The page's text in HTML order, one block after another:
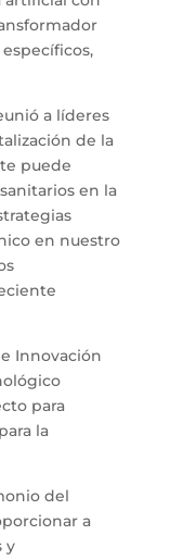
a líderes
de la
puede
en la
en nuestro
Innovación
para
la
del
a
y